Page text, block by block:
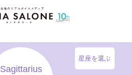
Sagittarius
星座を選ぶ